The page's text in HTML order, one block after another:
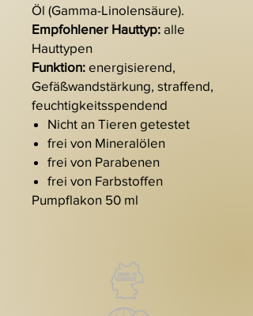
Öl (Gamma-Linolensäure).
Empfohlener Hauttyp: alle
Hauttypen
Funktion: energisierend,
Gefäßwandstärkung, straffend,
feuchtigkeitsspendend
Nicht an Tieren getestet
frei von Mineralölen
frei von Parabenen
frei von Farbstoffen
Pumpflakon 50 ml